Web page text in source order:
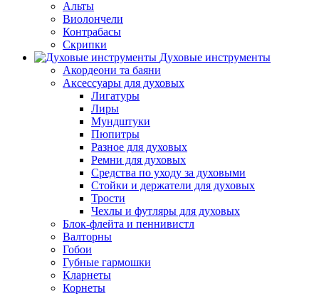
Альты
Виолончели
Контрабасы
Скрипки
Духовые инструменты
Акордеони та баяни
Аксессуары для духовых
Лигатуры
Лиры
Мундштуки
Пюпитры
Разное для духовых
Ремни для духовых
Средства по уходу за духовыми
Стойки и держатели для духовых
Трости
Чехлы и футляры для духовых
Блок-флейта и пеннивистл
Валторны
Гобои
Губные гармошки
Кларнеты
Корнеты